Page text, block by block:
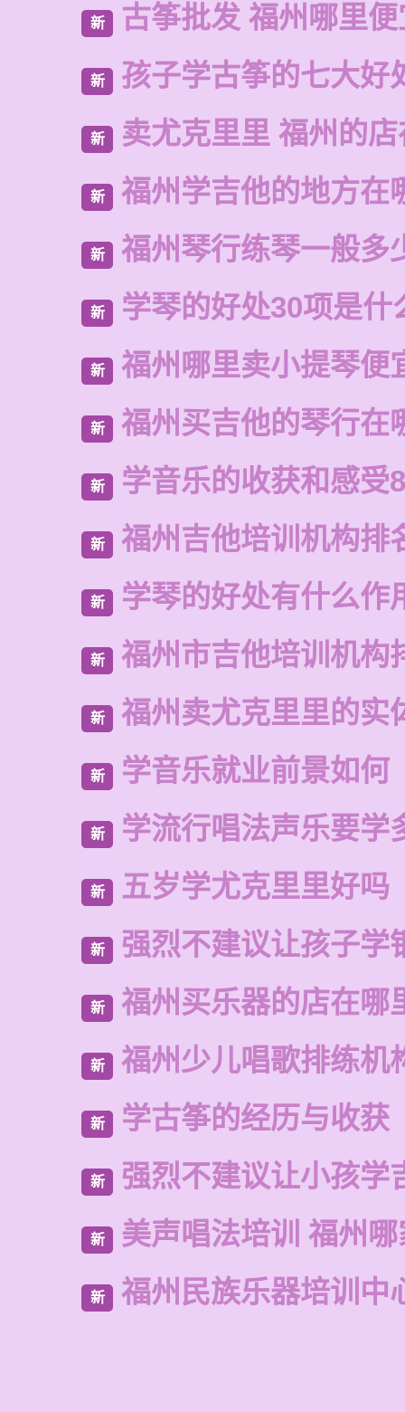
新 古筝批发 福州哪里
新 孩子学古筝的七大好
新 卖尤克里里 福州的
新 福州学吉他的地方在
新 福州琴行练琴一般多
新 学琴的好处30项是什
新 福州哪里卖小提琴便
新 福州买吉他的琴行在
新 学音乐的收获和感受
新 福州吉他培训机构排
新 学琴的好处有什么作
新 福州市吉他培训机构
新 福州卖尤克里里的实
新 学音乐就业前景如何
新 学流行唱法声乐要学
新 五岁学尤克里里好吗
新 强烈不建议让孩子学
新 福州买乐器的店在哪
新 福州少儿唱歌排练机
新 学古筝的经历与收获
新 强烈不建议让小孩学
新 美声唱法培训 福州
新 福州民族乐器培训中